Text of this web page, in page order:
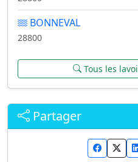
BONNEVAL
28800
Tous les
Partager